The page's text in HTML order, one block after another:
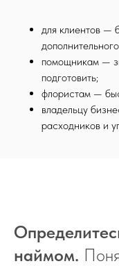
для клиентов —
помощникам —
подготовить;
флористам —
владельцу
расходников и
наймом.